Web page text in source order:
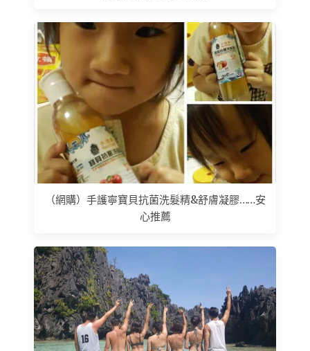
（網購）手護寧寶貝抗菌洗髮精&舒膚凝膠……安
心推薦